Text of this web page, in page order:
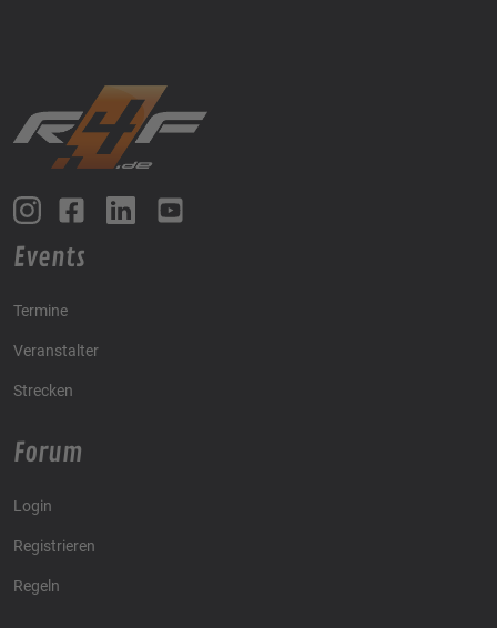
Events
Termine
Veranstalter
Strecken
Forum
Login
Registrieren
Regeln